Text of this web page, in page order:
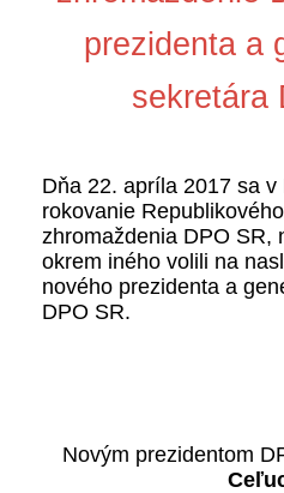
prezidenta a
sekretára
Dňa 22. apríla 2017 sa
rokovanie
zhromaždenia DPO SR,
okrem iného volili na
nového prezidenta a
DPO SR.
Novým prezidentom